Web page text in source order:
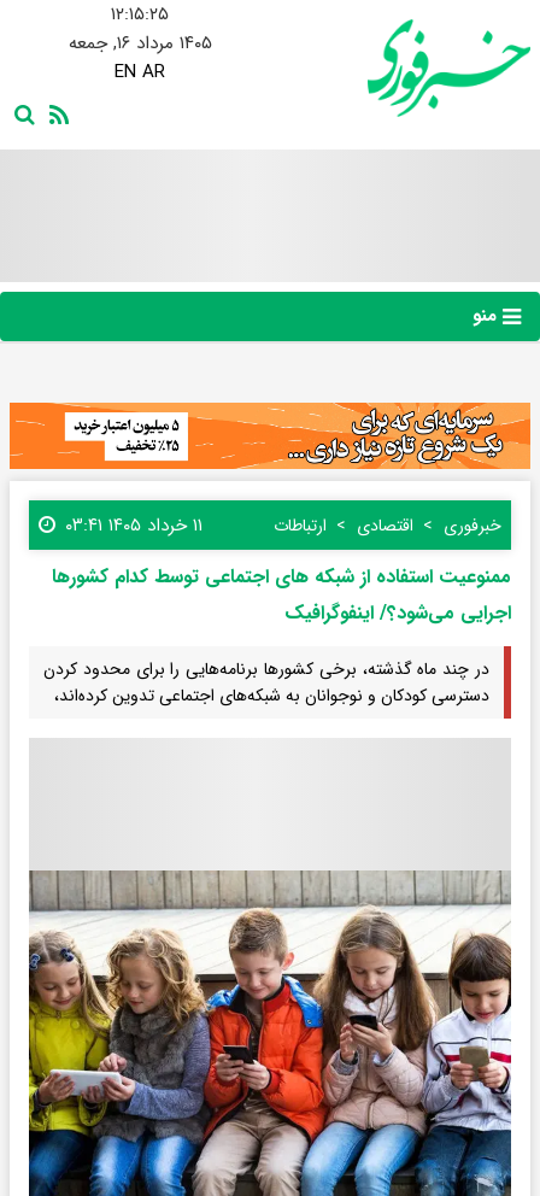
۱۲:۱۵:۲۶
۱۴۰۵ مرداد ۱۶, جمعه
EN AR
منو
خبرفوری اقتصادی ارتباطات ۱۱ خرداد ۱۴۰۵ ۰۳:۴۱
ممنوعیت استفاده از شبکه های اجتماعی توسط کدام کشورها
اجرایی می‌شود؟/ اینفوگرافیک
در چند ماه گذشته، برخی کشورها برنامه‌هایی را برای محدود کردن
دسترسی کودکان و نوجوانان به شبکه‌های اجتماعی تدوین کرده‌اند،